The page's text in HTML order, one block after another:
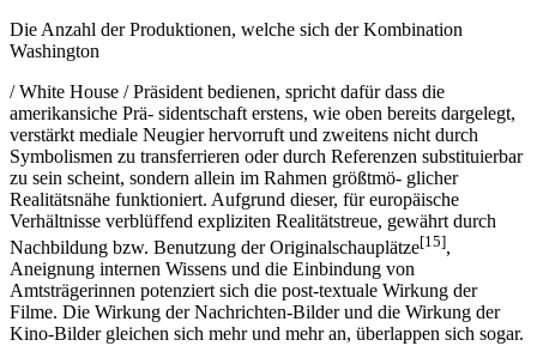
Die Anzahl der Produktionen, welche sich der Kombination
Washington
/ White House / Präsident bedienen, spricht dafür dass die
amerikansiche Prä- sidentschaft erstens, wie oben bereits dargelegt,
verstärkt mediale Neugier hervorruft und zweitens nicht durch
Symbolismen zu transferrieren oder durch Referenzen substituierbar
zu sein scheint, sondern allein im Rahmen größtmö- glicher
Realitätsnähe funktioniert. Aufgrund dieser, für europäische
Verhältnisse verblüffend expliziten Realitätstreue, gewährt durch
Nachbildung bzw. Benutzung der Originalschauplätze[15],
Aneignung internen Wissens und die Einbindung von
Amtsträgerinnen potenziert sich die post-textuale Wirkung der
Filme. Die Wirkung der Nachrichten-Bilder und die Wirkung der
Kino-Bilder gleichen sich mehr und mehr an, überlappen sich sogar.